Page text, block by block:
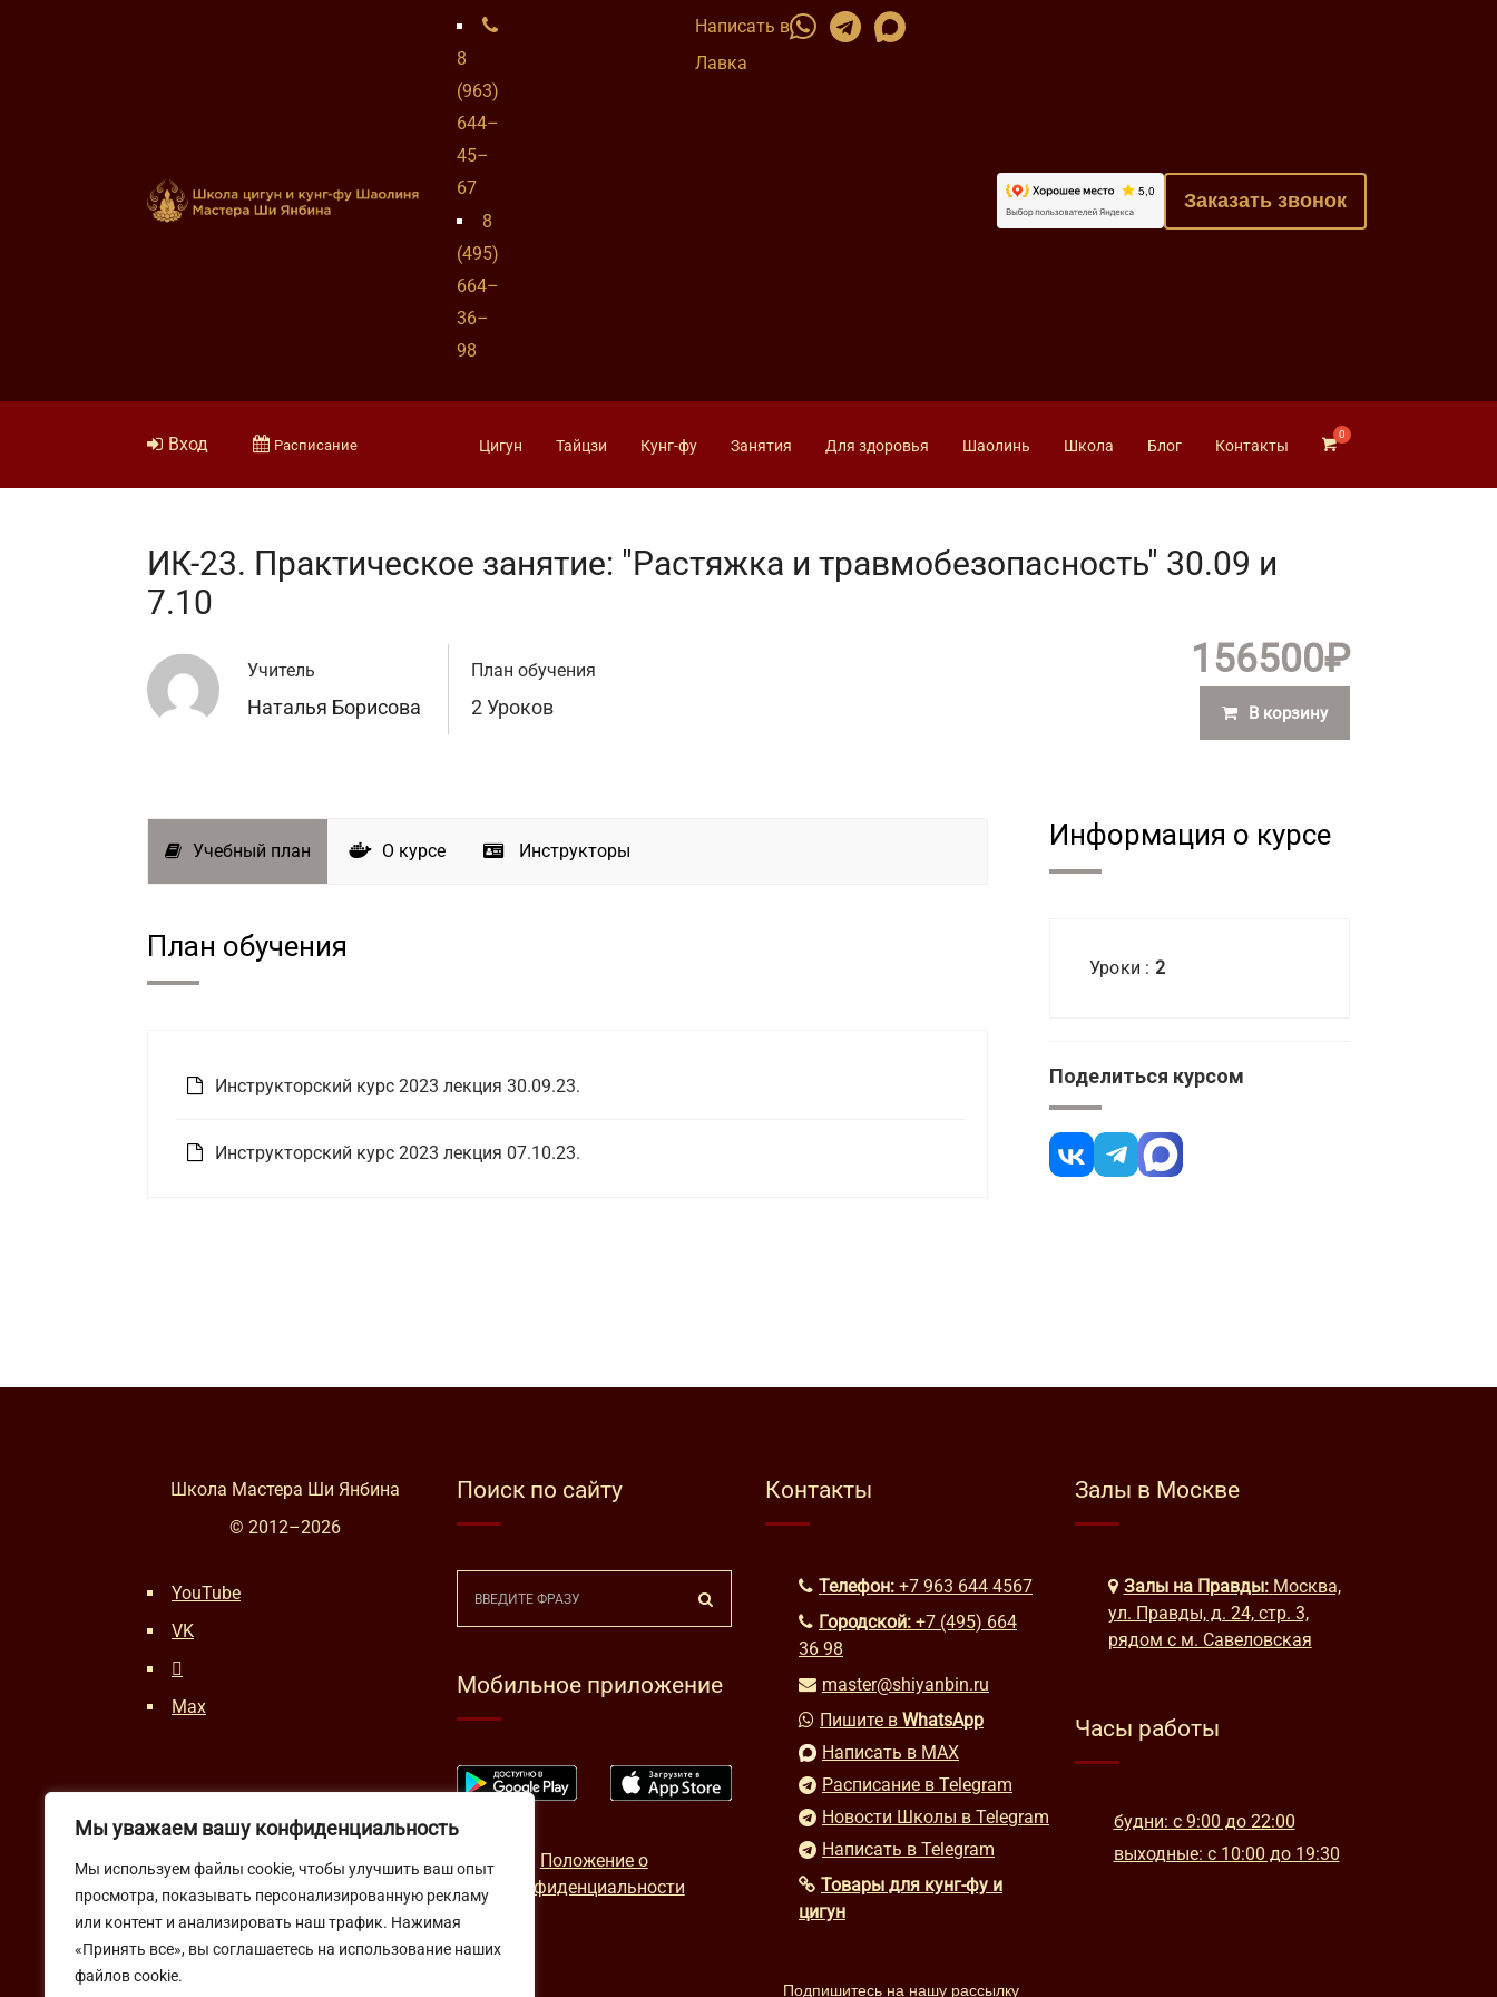
Мы уважаем вашу конфиденциальность
Мы используем файлы cookie, чтобы улучшить ваш опыт
просмотра, показывать персонализированную рекламу
или контент и анализировать наш трафик. Нажимая
«Принять все», вы соглашаетесь на использование наших
файлов cookie.
8
(963)
644–
45–
67
8
(495)
664–
36–
98
Написать в
Лавка
Заказать звонок
Вход Расписание Цигун Тайцзи Кунг-фу Занятия Для здоровья Шаолинь Школа Блог Контакты
ИК-23. Практическое занятие: "Растяжка и травмобезопасность" 30.09 и
7.10
Учитель
Наталья Борисова
План обучения
2 Уроков
156500₽
В корзину
Учебный план О курсе Инструкторы
План обучения
Инструкторский курс 2023 лекция 30.09.23.
Инструкторский курс 2023 лекция 07.10.23.
Информация о курсе
Уроки : 2
Поделиться курсом
Школа Мастера Ши Янбина
© 2012–2026
YouTube
VK
Max
Поиск по сайту
Мобильное приложение
Положение о
конфиденциальности
Контакты
Телефон: +7 963 644 4567
Городской: +7 (495) 664
36 98
master@shiyanbin.ru
Пишите в WhatsApp
Написать в MAX
Расписание в Telegram
Новости Школы в Telegram
Написать в Telegram
Товары для кунг-фу и
цигун
Залы в Москве
Залы на Правды: Москва,
ул. Правды, д. 24, стр. 3,
рядом с м. Савеловская
Часы работы
будни: с 9:00 до 22:00
выходные: с 10:00 до 19:30
Подпишитесь на нашу рассылку